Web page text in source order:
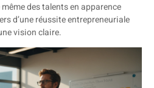
des talents en apparence
d’une réussite entrepreneuriale
vision claire.